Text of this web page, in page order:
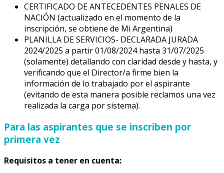
CERTIFICADO DE ANTECEDENTES PENALES DE
NACIÓN (actualizado en el momento de la
inscripción, se obtiene de Mi Argentina)
PLANILLA DE SERVICIOS- DECLARADA JURADA
2024/2025 a partir 01/08/2024 hasta 31/07/2025
(solamente) detallando con claridad desde y hasta, y
verificando que el Director/a firme bien la
información de lo trabajado por el aspirante
(evitando de esta manera posible reclamos una vez
realizada la carga por sistema).
Para las aspirantes que se inscriben por
primera vez
Requisitos a tener en cuenta: